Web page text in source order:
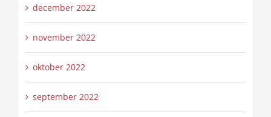
december 2022
november 2022
oktober 2022
september 2022